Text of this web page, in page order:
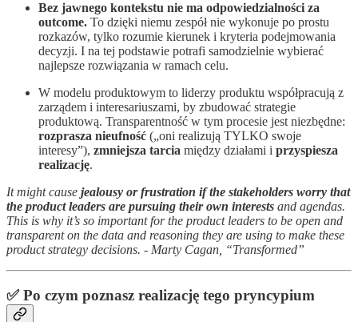
Bez jawnego kontekstu nie ma odpowiedzialności za
outcome. To dzięki niemu zespół nie wykonuje po prostu
rozkazów, tylko rozumie kierunek i kryteria podejmowania
decyzji. I na tej podstawie potrafi samodzielnie wybierać
najlepsze rozwiązania w ramach celu.
W modelu produktowym to liderzy produktu współpracują z
zarządem i interesariuszami, by zbudować strategie
produktową. Transparentność w tym procesie jest niezbędne:
rozprasza nieufność („oni realizują TYLKO swoje
interesy”), zmniejsza tarcia między działami i przyspiesza
realizację.
It might cause jealousy or frustration if the stakeholders worry that
the product leaders are pursuing their own interests and agendas.
This is why it’s so important for the product leaders to be open and
transparent on the data and reasoning they are using to make these
product strategy decisions. - Marty Cagan, “Transformed”
✅ Po czym poznasz realizację tego pryncypium